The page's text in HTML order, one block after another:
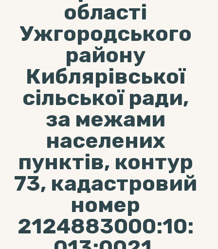
області
Ужгородського
району
Киблярівської
сільської ради,
за межами
населених
пунктів, контур
73, кадастровий
номер
2124883000:10: